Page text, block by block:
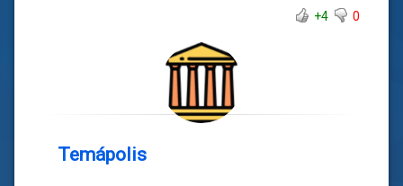
+4
0
Temápolis